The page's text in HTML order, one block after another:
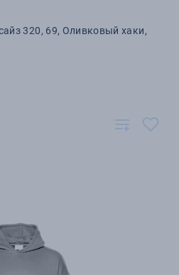
320, 69, Оливковый хаки,